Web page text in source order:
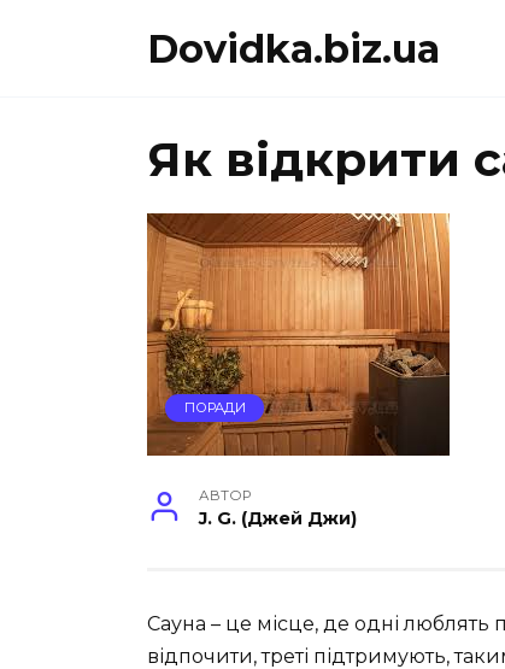
Dovidka.biz.ua
Як відкрити
ПОРАДИ
АВТОР
J. G. (Джей Джи)
Сауна – це місце, де одні люблять
відпочити, треті підтримують,